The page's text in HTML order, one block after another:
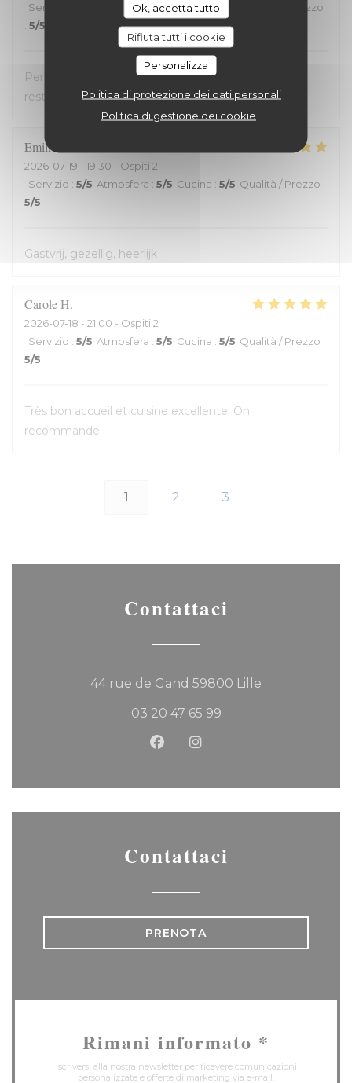
Ok, accetta tutto
Rifiuta tutti i cookie
Personalizza
Politica di protezione dei dati personali
Politica di gestione dei cookie
Servizio
Atmosfera :4/5 Cucina:
Qualità / Prezzo
: 5/5
Personnel très accueillant, très bons plats, carte
restreinte
Emilienne
2026-07-19 - 19:30 - Ospiti 2
Servizio : 5/5 Atmosfera : 5/5 Cucina : 5/5 Qualità / Prezzo :
5/5
Gastvrij, gezellig, heerlijk
CaroleH
2026-07-18 - 21:00 - Ospiti 2
Servizio : 5/5 Atmosfera : 5/5 Cucina : 5/5 Qualità / Prezzo :
5/5
Très bon accueil et cuisine excellente. On
recommande !
1 2 3
Contattaci
44 rue de Gand 59800 Lille
03 20 47 65 99
Facebook ((apre una
Instagram ((apre una
Contattaci
PRENOTA
Rimani informato *
Iscriversi alla nostra newsletter per ricevere comunicazioni
personalizzate e offerte di marketing via e-mail.